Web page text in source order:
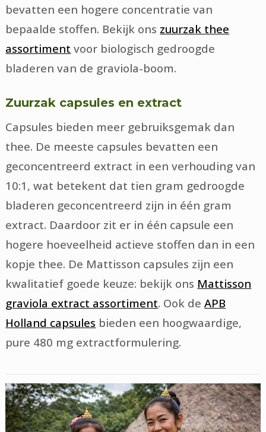
bevatten een hogere concentratie van
bepaalde stoffen. Bekijk ons zuurzak thee
assortiment voor biologisch gedroogde
bladeren van de graviola-boom.
Zuurzak capsules en extract
Capsules bieden meer gebruiksgemak dan
thee. De meeste capsules bevatten een
geconcentreerd extract in een verhouding van
10:1, wat betekent dat tien gram gedroogde
bladeren geconcentreerd zijn in één gram
extract. Daardoor zit er in één capsule een
hogere hoeveelheid actieve stoffen dan in een
kopje thee. De Mattisson capsules zijn een
kwalitatief goede keuze: bekijk ons Mattisson
graviola extract assortiment. Ook deAPB
Holland capsules bieden een hoogwaardige,
pure 480 mg extractformulering.